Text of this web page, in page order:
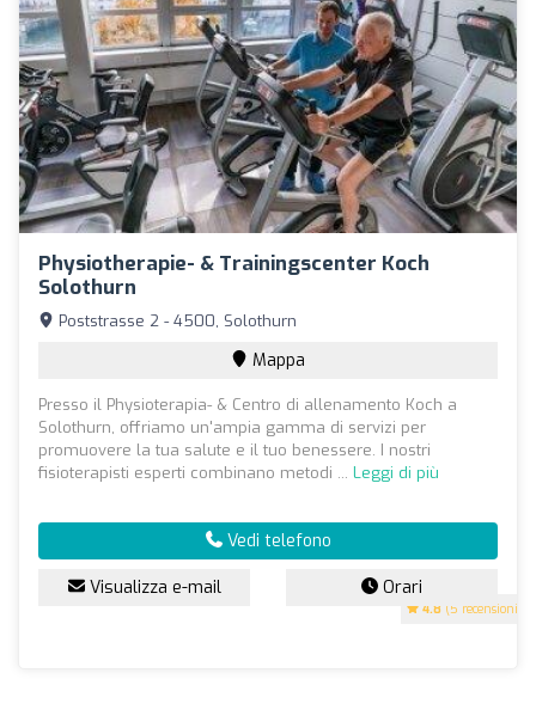
Physiotherapie- & Trainingscenter Koch
Solothurn
4.8 (5 recensioni)
Poststrasse 2 - 4500, Solothurn
Mappa
Presso il Physioterapia- & Centro di allenamento Koch a
Solothurn, offriamo un'ampia gamma di servizi per
promuovere la tua salute e il tuo benessere. I nostri
fisioterapisti esperti combinano metodi ... Leggi di più
Vedi telefono
Visualizza e-mail Orari